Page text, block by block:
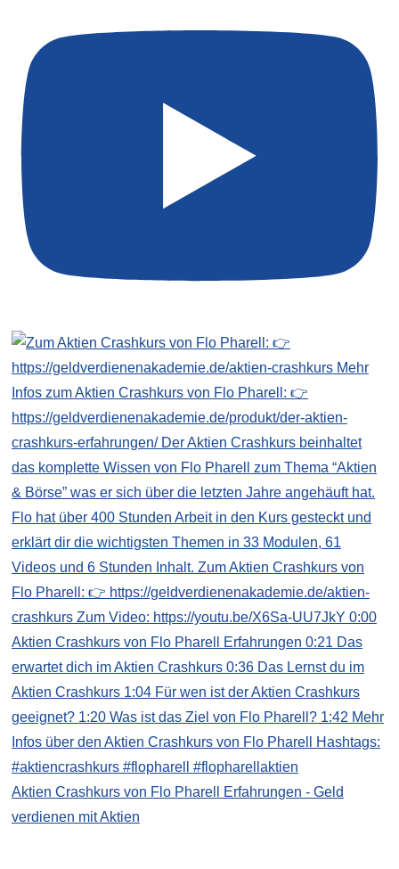
Aktien Crashkurs von Flo Pharell Erfahrungen - Geld
verdienen mit Aktien